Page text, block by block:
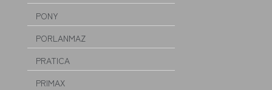
PONY
PORLANMAZ
PRATICA
PRIMAX